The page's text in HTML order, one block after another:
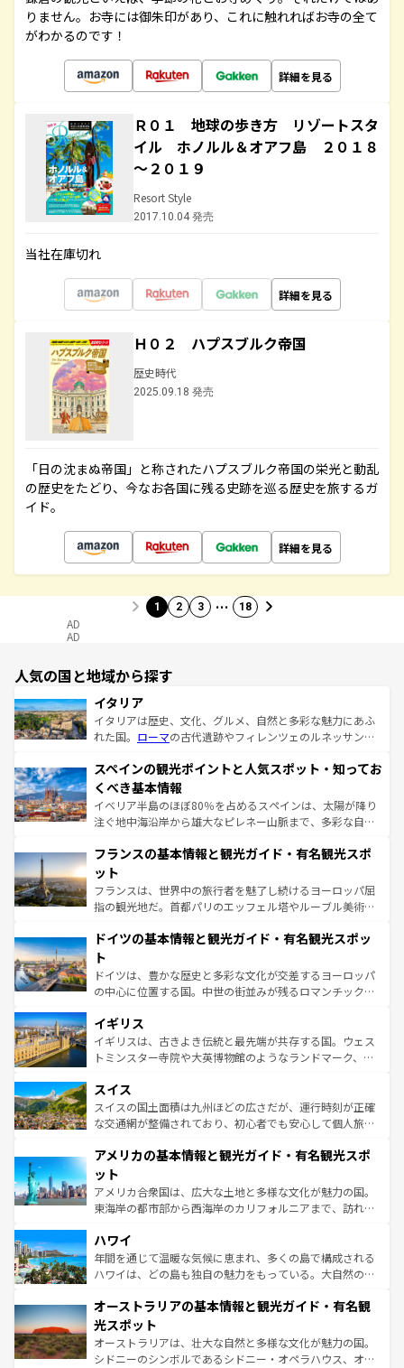
りません。お寺には御朱印があり、これに触れればお寺の全て
がわかるのです！
詳細を見る
Ｒ０１ 地球の歩き方 リゾートスタ
イル ホノルル＆オアフ島 ２０１８
～２０１９
Resort Style
2017.10.04 発売
当社在庫切れ
詳細を見る
Ｈ０２ ハプスブルク帝国
歴史時代
2025.09.18 発売
「日の沈まぬ帝国」と称されたハプスブルク帝国の栄光と動乱
の歴史をたどり、今なお各国に残る史跡を巡る歴史を旅するガ
イド。
詳細を見る
1 2 3 … 18
AD
AD
人気の国と地域から探す
イタリア
イタリアは歴史、文化、グルメ、自然と多彩な魅力にあふ
れた国。 ローマの古代遺跡やフィレンツェのルネッサンス
ろん、トスカーナの美しい田園風景やアマルフィ海岸の絶
景など、自然景観も見逃せない。観光の合間には、本場の
ピザやパスタなど、絶品のイタリア料理を堪能することも
できる。朝目覚めてから夜眠るまで、すべての瞬間を楽し
なお、新着のイタリア情報はコンテンツ一覧を参照してほ
しい。
スペインの観光ポイントと人気スポット・知ってお
くべき基本情報
イベリア半島のほぼ80％を占めるスペインは、太陽が降り
注ぐ地中海沿岸から雄大なピレネー山脈まで、多彩な自然
文化が根付くこの国では、情熱的なフラメンコ、熱気あふ
れる闘牛、そして美味しいタパスが生活の一部となってい
る。首都マドリードの洗練された雰囲気や、バルセロナの
アートに溢れた街角から、地方では古代ローマ遺跡や中世
せる。地方によって風土や気候が異なるスペインはその個
ンテンツ一覧 を参照してほしい。
フランスの基本情報と観光ガイド・有名観光スポ
ット
フランスは、世界中の旅行者を魅了し続けるヨーロッパ屈
指の観光地だ。首都パリのエッフェル塔やルーブル美術館
で、幅広い魅力が詰まっている。華麗な宮殿、歴史的な大
聖堂、美しいビーチ、そして豊かな自然が、訪れる者を心
から魅了する。また、フランスは美食の国としても知ら
れ、フランス料理はユネスコ無形文化遺産にも登録されて
香り高いラベンダー畑など、多彩な楽しみ方が可能だ。さ
らに、パリ以外の地域にも魅力が溢れており、どの街角に
も豊かな歴史と文化が息づいている。パリ以外の個性あふ
を参照してほしい。
ドイツの基本情報と観光ガイド・有名観光スポッ
ト
ドイツは、豊かな歴史と多彩な文化が交差するヨーロッパ
の中心に位置する国。中世の街並みが残るロマンチック街
顔を持つこの国は、どこを歩いても飽きることがない。ベ
ルリンの文化的活気、バイエルン州のアルプスの絶景、そ
してライン川沿いのワイン畑といった風景は必見。ビール
は、お酒好きな人にはぜひ体験してほしい。 なお、新着の
ドイツ情報はコンテンツ一覧を参照してほしい。
イギリス
イギリスは、古きよき伝統と最先端が共存する国。ウェス
トミンスター寺院や大英博物館のようなランドマーク、歴
リアごとに異なる魅力がある。また、優雅なアフタヌーン
ティー、ビール好きにはたまらない英国パブ、サッカー観
戦など、本場だからこそできる体験も豊富。イギリスを旅
ンツ一覧を参照してほしい。
スイス
スイスの国土面積は九州ほどの広さだが、運行時刻が正確
な交通網が整備されており、初心者でも安心して個人旅行
の建物がそのまま残る町や、スイスならではのユニークな
博物館もあり、アルプス観光だけでなく町歩きも満喫する
ことができる。国民の所得が高いため物価も高いが、旅行
者向けの交通パス提供のサービスもあり、うまく活用すれ
着のスイス情報は
アメリカの基本情報と観光ガイド・有名観光スポ
ット
アメリカ合衆国は、広大な土地と多様な文化が魅力の国。
東海岸の都市部から西海岸のカリフォルニアまで、訪れる
のような巨大都市は、観光、ショッピング、エンターテイ
ンメントが詰まった刺激的なスポットだ。一方、アメリカ
西部には大自然が広がり、グランドキャニオンやイエロー
部のニューオーリンズでは、音楽と美食が融合した独特の
文化が魅力。旅行者はアメリカの各地域で異なる魅力を楽
しみながら、その多様性と豊かな歴史を感じることができ
るだろう。車でのロードトリップや列車の旅も、アメリカ
ハワイ
年間を通じて温暖な気候に恵まれ、多くの島で構成される
ハワイは、どの島も独自の魅力をもっている。大自然の神
ワイ島は見逃せない。また、定番の観光地といえばオアフ
島だが、静かな自然を求めるならマウイ島やカウアイ島が
おすすめ。エメラルドグリーンに輝く海をはじめ、豊かな
文化や歴史が息づいている。「アロハスピリット」と呼ば
オーストラリアの基本情報と観光ガイド・有名観
光スポット
オーストラリアは、壮大な自然と多様な文化が魅力の国。
シドニーのシンボルであるシドニー・オペラハウス、オー